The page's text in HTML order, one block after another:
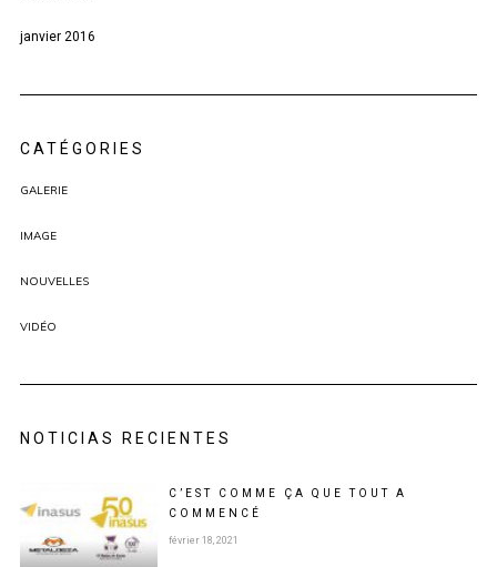
janvier 2016
CATÉGORIES
GALERIE
IMAGE
NOUVELLES
VIDÉO
NOTICIAS RECIENTES
C’EST COMME ÇA QUE TOUT A
COMMENCÉ
février 18, 2021